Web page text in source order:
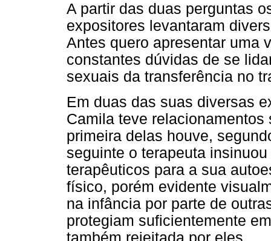
A partir das duas perguntas
expositores levantaram
Antes quero apresentar uma
constantes dúvidas de se
sexuais da transferência no
Em duas das suas diversas
Camila teve
primeira delas houve,
seguinte o terapeuta
terapêuticos para a sua
físico, porém evidente
na infância por parte de
protegiam suficientemente
também rejeitada por eles.